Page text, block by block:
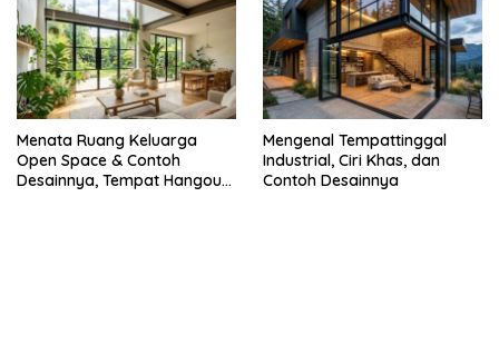
Menata Ruang Keluarga
Open Space & Contoh
Desainnya, Tempat Hangout
Mengenal Tempattinggal
Industrial, Ciri Khas, dan
Contoh Desainnya